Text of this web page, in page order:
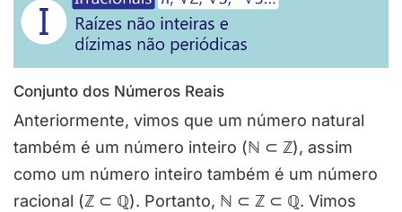
Conjunto dos Números Reais
Anteriormente, vimos que um número natural
também é um número inteiro (ℕ ⊂ ℤ), assim
como um número inteiro também é um número
racional (ℤ ⊂ ℚ). Portanto, ℕ ⊂ ℤ ⊂ ℚ. Vimos